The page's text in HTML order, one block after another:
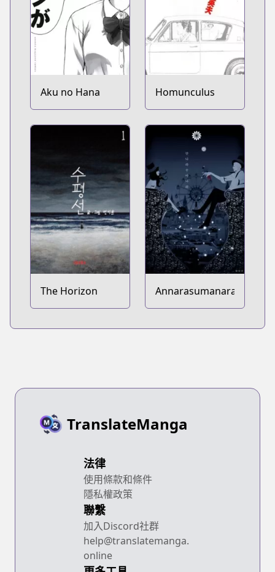
Aku no Hana Homunculus
The Horizon Annarasumanara
TranslateManga
法律
使用條款和條件
隱私權政策
聯繫
加入Discord社群
help@translatemanga.
online